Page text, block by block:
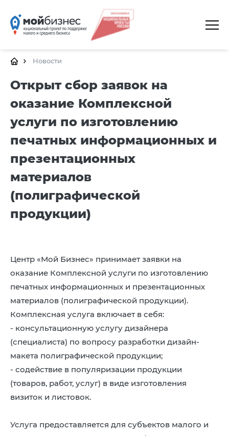
ЛИЧНЫЙ КАБИНЕТ
ГЛАВНАЯ
ЦЕНТРЫ
КАЛЕНДАРЬ МЕРОПРИЯТИЙ
ДОКУМЕНТЫ
ПОЛЕЗНЫЕ ССЫЛКИ
Новости
Открыт сбор заявок на
оказание Комплексной
услуги по изготовлению
печатных информационных и
презентационных
материалов
(полиграфической
продукции)
Центр «Мой Бизнес» принимает заявки на
оказание Комплексной услуги по изготовлению
печатных информационных и презентационных
материалов (полиграфической продукции).
Комплексная услуга включает в себя:
- консультационную услугу дизайнера
(специалиста) по вопросу разработки дизайн-
макета полиграфической продукции;
- содействие в популяризации продукции
(товаров, работ, услуг) в виде изготовления
визиток и листовок.
Услуга предоставляется для субъектов малого и